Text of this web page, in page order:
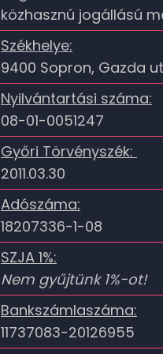
közhasznú jogállású
Székhelye:
9400 Sopron, Gazda
Nyilvántartási száma:
08-01-0051247
Győri Törvényszék:
2011.03.30
Adószáma:
18207336-1-08
SZJA 1%:
Nem gyűjtünk 1%-ot!
Bankszámlaszáma:
11737083-20126955